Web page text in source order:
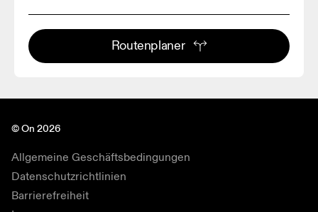
Routenplaner
© On 2026
Allgemeine Geschäftsbedingungen
Datenschutzrichtlinien
Barrierefreiheit